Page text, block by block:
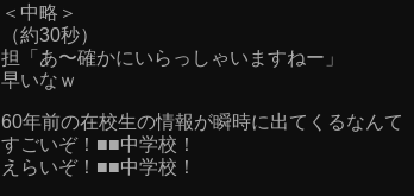
＜中略＞
（約30秒）
担「あ〜確かにいらっしゃいますねー」
早いなｗ
60年前の在校生の情報が瞬時に出てくるなんて
すごいぞ！■■中学校！
えらいぞ！■■中学校！